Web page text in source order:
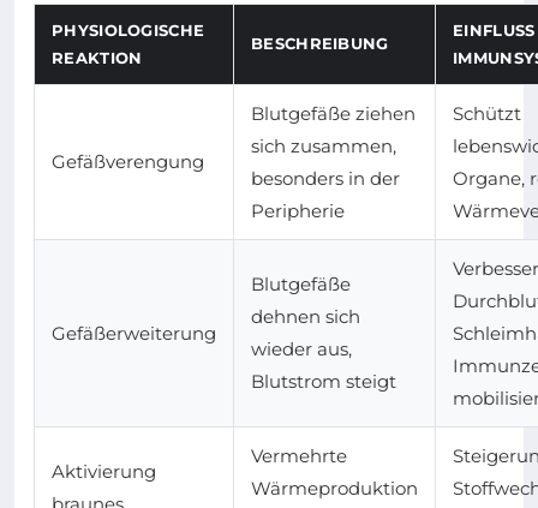
PHYSIOLOGISCHE
REAKTION
BESCHREIBUNG
Gefäßverengung
Blutgefäße ziehen
sich zusammen,
besonders in der
Peripherie
Schützt
Organe,
Gefäßerweiterung
Blutgefäße
dehnen sich
wieder aus,
Blutstrom steigt
Aktivierung
braunes
Vermehrte
Wärmeproduktion